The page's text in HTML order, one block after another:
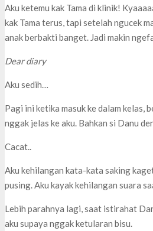
Aku ketemu kak Tama di klinik!
kak Tama terus, tapi setelah ngucek
anak berbakti banget. Jadi makin
Dear diary
Aku sedih…
Pagi ini ketika masuk ke dalam
nggak jelas ke aku. Bahkan si Danu
Cacat..
Aku kehilangan kata-kata saking
pusing. Aku kayak kehilangan suara
Lebih parahnya lagi, saat istirahat
aku supaya nggak ketularan bisu.